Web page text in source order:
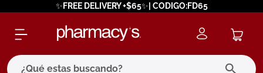
✨FREE DELIVERY +$65✨| CODIGO:FD65
¿Qué estas buscando?